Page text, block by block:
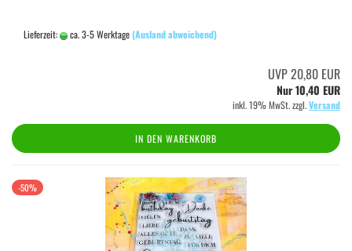
Lieferzeit: ca. 3-5 Werktage(Ausland abweichend)
UVP 20,80 EUR
Nur 10,40 EUR
inkl. 19% MwSt. zzgl.Versand
IN DEN WARENKORB
-50%